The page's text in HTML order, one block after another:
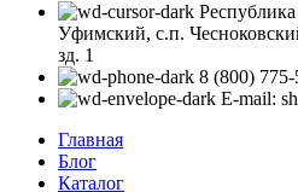
Уфимский, с.п.
зд. 1
8 (800)
E-mail:
Главная
Блог
Каталог